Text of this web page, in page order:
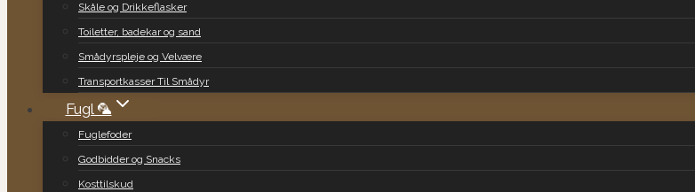
Skåle og Drikkeflasker
Toiletter, badekar og sand
Smådyrspleje og Velvære
Transportkasser Til Smådyr
Fugl 🦜
Fuglefoder
Godbidder og Snacks
Kosttilskud